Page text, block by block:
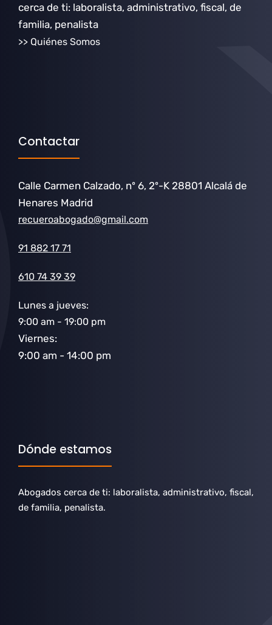
cerca de ti: laboralista, administrativo, fiscal, de
familia, penalista
>> Quiénes Somos
Contactar
Calle Carmen Calzado, nº 6, 2º-K 28801 Alcalá de
Henares Madrid
recueroabogado@gmail.com
91 882 17 71
610 74 39 39
Lunes a jueves:
9:00 am - 19:00 pm
Viernes:
9:00 am - 14:00 pm
Dónde estamos
Abogados cerca de ti: laboralista, administrativo, fiscal,
de familia, penalista.